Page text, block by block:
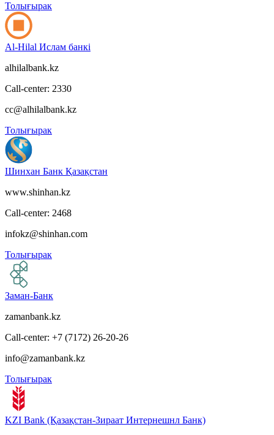
Толығырак
Al-Hilal Ислам банкі
alhilalbank.kz
Call-center: 2330
cc@alhilalbank.kz
Толығырак
Шинхан Банк Қазақстан
www.shinhan.kz
Call-center: 2468
infokz@shinhan.com
Толығырак
Заман-Банк
zamanbank.kz
Call-center: +7 (7172) 26-20-26
info@zamanbank.kz
Толығырак
KZI Bank (Қазақстан-Зираат Интернешнл Банк)